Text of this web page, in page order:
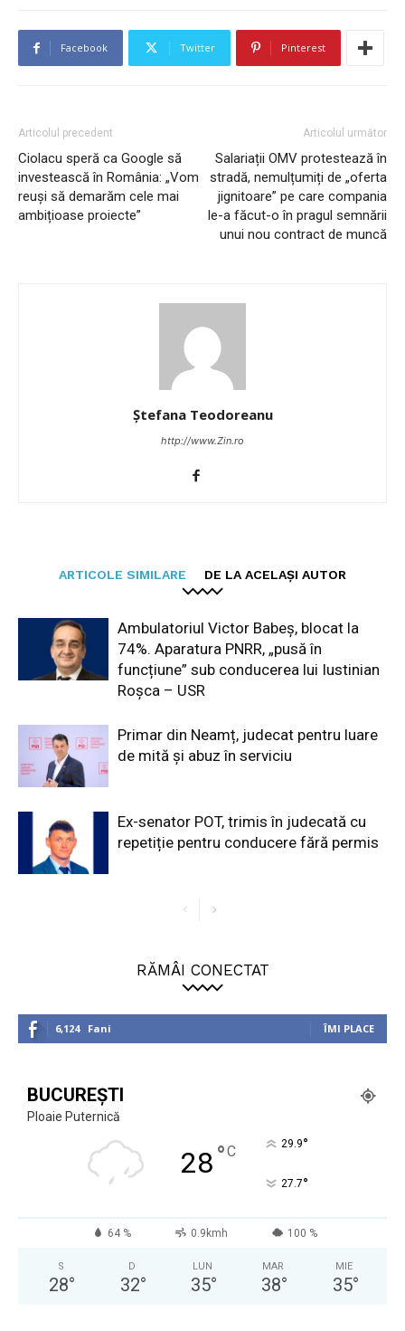
Facebook Twitter Pinterest
Articolul precedent
Ciolacu speră ca Google să
investească în România: „Vom
reuși să demarăm cele mai
ambițioase proiecte”
Articolul următor
Salariații OMV protestează în
stradă, nemulțumiți de „oferta
jignitoare” pe care compania
le-a făcut-o în pragul semnării
unui nou contract de muncă
Ștefana Teodoreanu
http://www.Zin.ro
ARTICOLE SIMILARE DE LA ACELAȘI AUTOR
Ambulatoriul Victor Babeș, blocat la
74%. Aparatura PNRR, „pusă în
funcțiune” sub conducerea lui Iustinian
Roșca – USR
Primar din Neamț, judecat pentru luare
de mită și abuz în serviciu
Ex-senator POT, trimis în judecată cu
repetiție pentru conducere fără permis
RĂMÂI CONECTAT
6,124 Fani ÎMI PLACE
BUCUREȘTI
Ploaie Puternică
28°C 29.9°
27.7°
64 % 0.9kmh 100 %
S
28°
D
32°
LUN
35°
MAR
38°
MIE
35°